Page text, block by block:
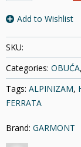
GTX
WARM
GREY/AQUABLUE
količina
Add to Wishlist
SKU:
Categories: OBUĆA,
Tags: ALPINIZAM,
FERRATA
Brand: GARMONT